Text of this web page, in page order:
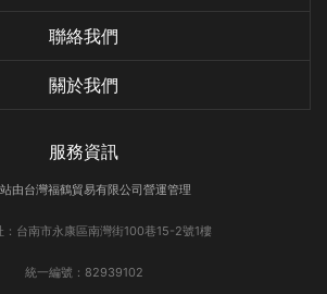
聯絡我們
關於我們
服務資訊
由台灣福鶴貿易有限公司營運管理
：台南市永康區南灣街100巷15-2號1樓
統一編號：82939102